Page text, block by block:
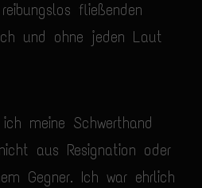
fließenden
und ohne jeden Laut
meine Schwerthand
aus Resignation oder
Gegner. Ich war ehrlich